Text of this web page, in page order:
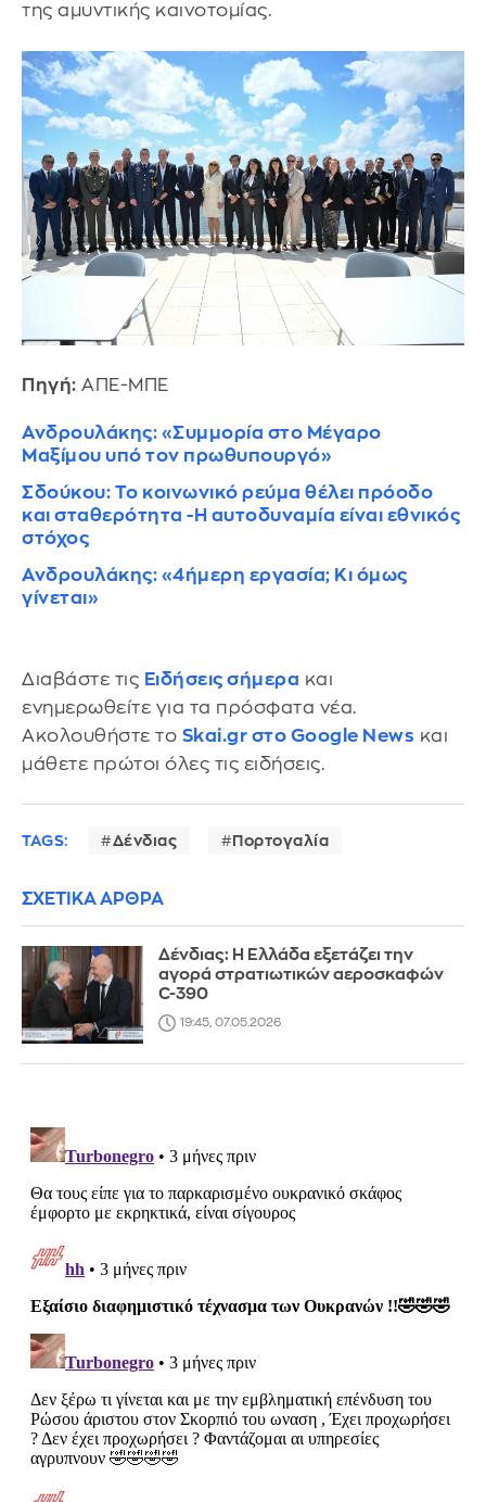
της αμυντικής καινοτομίας.
Πηγή: ΑΠΕ-ΜΠΕ
Ανδρουλάκης: «Συμμορία στο Μέγαρο
Μαξίμου υπό τον πρωθυπουργό»
Σδούκου: Το κοινωνικό ρεύμα θέλει πρόοδο
και σταθερότητα -Η αυτοδυναμία είναι εθνικός
στόχος
Ανδρουλάκης: «4ήμερη εργασία; Κι όμως
γίνεται»
Διαβάστε τις Ειδήσεις σήμερα και
ενημερωθείτε για τα πρόσφατα νέα.
Ακολουθήστε το Skai.gr στο Google News και
μάθετε πρώτοι όλες τις ειδήσεις.
TAGS: Δένδιας Πορτογαλία
ΣΧΕΤΙΚΑ ΑΡΘΡΑ
Δένδιας: Η Ελλάδα εξετάζει την
αγορά στρατιωτικών αεροσκαφών
C-390
19:45, 07.05.2026